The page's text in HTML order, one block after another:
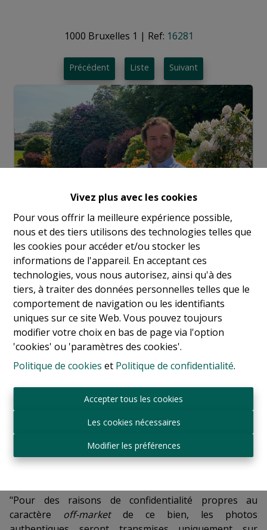
Vivez plus avec les cookies
Pour vous offrir la meilleure expérience possible,
nous et des tiers utilisons des technologies telles que
les cookies pour accéder et/ou stocker les
informations de l'appareil. En acceptant ces
technologies, vous nous autorisez, ainsi qu'à des
tiers, à traiter des données personnelles telles que le
comportement de navigation ou les identifiants
uniques sur ce site Web. Vous pouvez toujours
modifier votre choix en bas de page via l'option
'cookies' ou 'paramètres des cookies'.
Politique de cookies et Politique de confidentialité.
Accepter tous les cookies
Les cookies nécessaires
Modifier les préférences
1000 Bruxelles 1 | Ref: 16281
Précédent Liste Suivant
Demande d'informations
7000 m² 1500 m² 99
Off-Market : Ixelles/Louise : Nous pourrions vous
proposer un splendide immeuble de bureau composé
de 2 bâtiments à usage 100% Bureaux.
Au total environ 7000 m². Parkings intérieurs,
emplacements extérieurs.
Situation proche des grands axes et transports en
communs.
"Pour des raisons de confidentialité propres au
caractère off-marketde ce bien, les photos